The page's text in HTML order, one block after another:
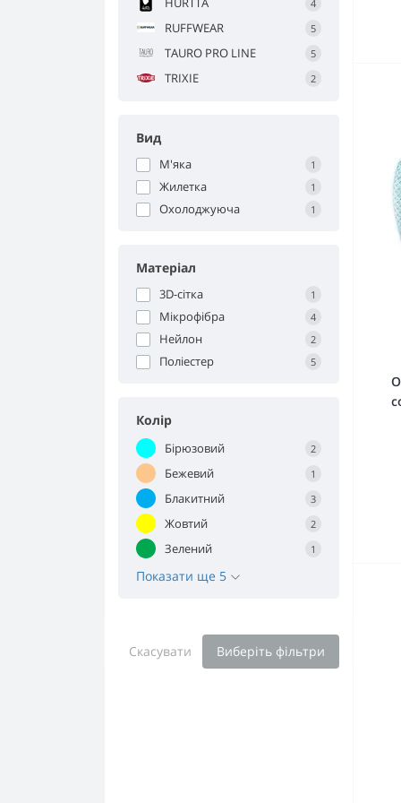
Охолоджувальні шлейки 4
RUFFWEAR 5
TAURO PRO LINE 5
TRIXIE 2
Вид
М'яка 1
Жилетка 1
Охолоджуюча 1
Матеріал
3D-сітка 1
Мікрофібра 4
Нейлон 2
Поліестер 5
Колір
Бірюзовий 2
Бежевий 1
Блакитний 3
Жовтий 2
Зелений 1
Показати ще 5
Скасувати Виберіть фільтри